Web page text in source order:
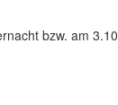
bzw. am